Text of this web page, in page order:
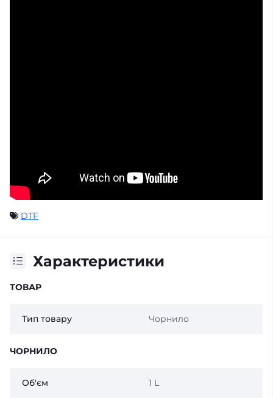
DTF
Характеристики
ТОВАР
Тип товару Чорнило
ЧОРНИЛО
Об'єм 1 L